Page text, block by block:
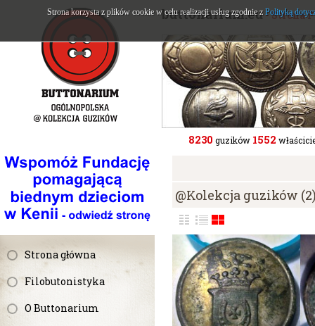
Strona główna
Filobutonistyka
O Buttonarium
buttonarium.eu- Strona
8230 guzików 1552
@Kolekcja guzików
Strona korzysta z plików cookie w celu realizacji usług zgodnie z Polityką